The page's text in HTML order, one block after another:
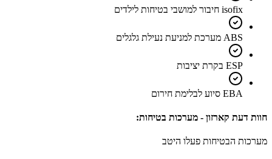
isofix חיבור למושבי בטיחות לילדים
ABS מערכת למניעת נעילת גלגלים
ESP בקרת יציבות
EBA סיוע לבלימת חירום
חוות דעת קארזון - מערכות בטיחות:
מערכות הבטיחות פעלו היטב